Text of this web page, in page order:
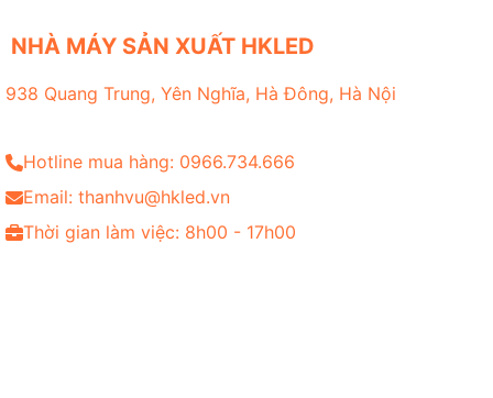
NHÀ MÁY SẢN XUẤT HKLED
938 Quang Trung, Yên Nghĩa, Hà Đông, Hà Nội
Hotline mua hàng: 0966.734.666
Email: thanhvu@hkled.vn
Thời gian làm việc: 8h00 - 17h00